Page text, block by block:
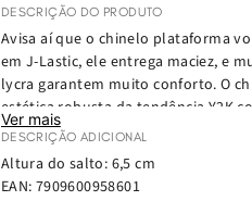
DESCRIÇÃO DO PRODUTO
Avisa aí que o chinelo plataforma
em J-Lastic, ele entrega maciez, e
lycra garantem muito conforto. O
estética robusta da tendência Y2K
modelo é perfeito para você usar
Eleve seus looks com o chinelo Plus!
Ver mais
DESCRIÇÃO ADICIONAL
Altura do salto: 6,5 cm
EAN: 7909600958601